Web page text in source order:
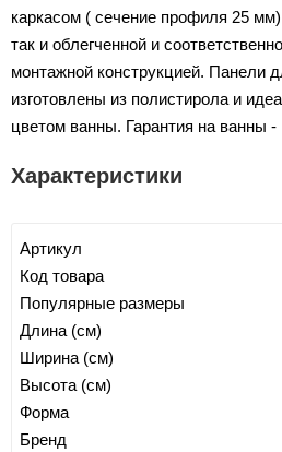
каркасом ( сечение профиля 25
так и облегченной и
монтажной конструкцией. Панели
изготовлены из полистирола и
цветом ванны. Гарантия на ванны -
Характеристики
Артикул
Код товара
Популярные размеры
Длина (см)
Ширина (см)
Высота (см)
Форма
Бренд